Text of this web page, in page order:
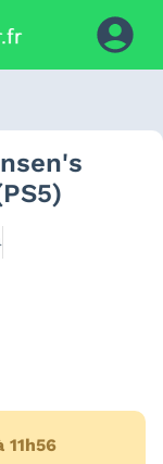
11h56